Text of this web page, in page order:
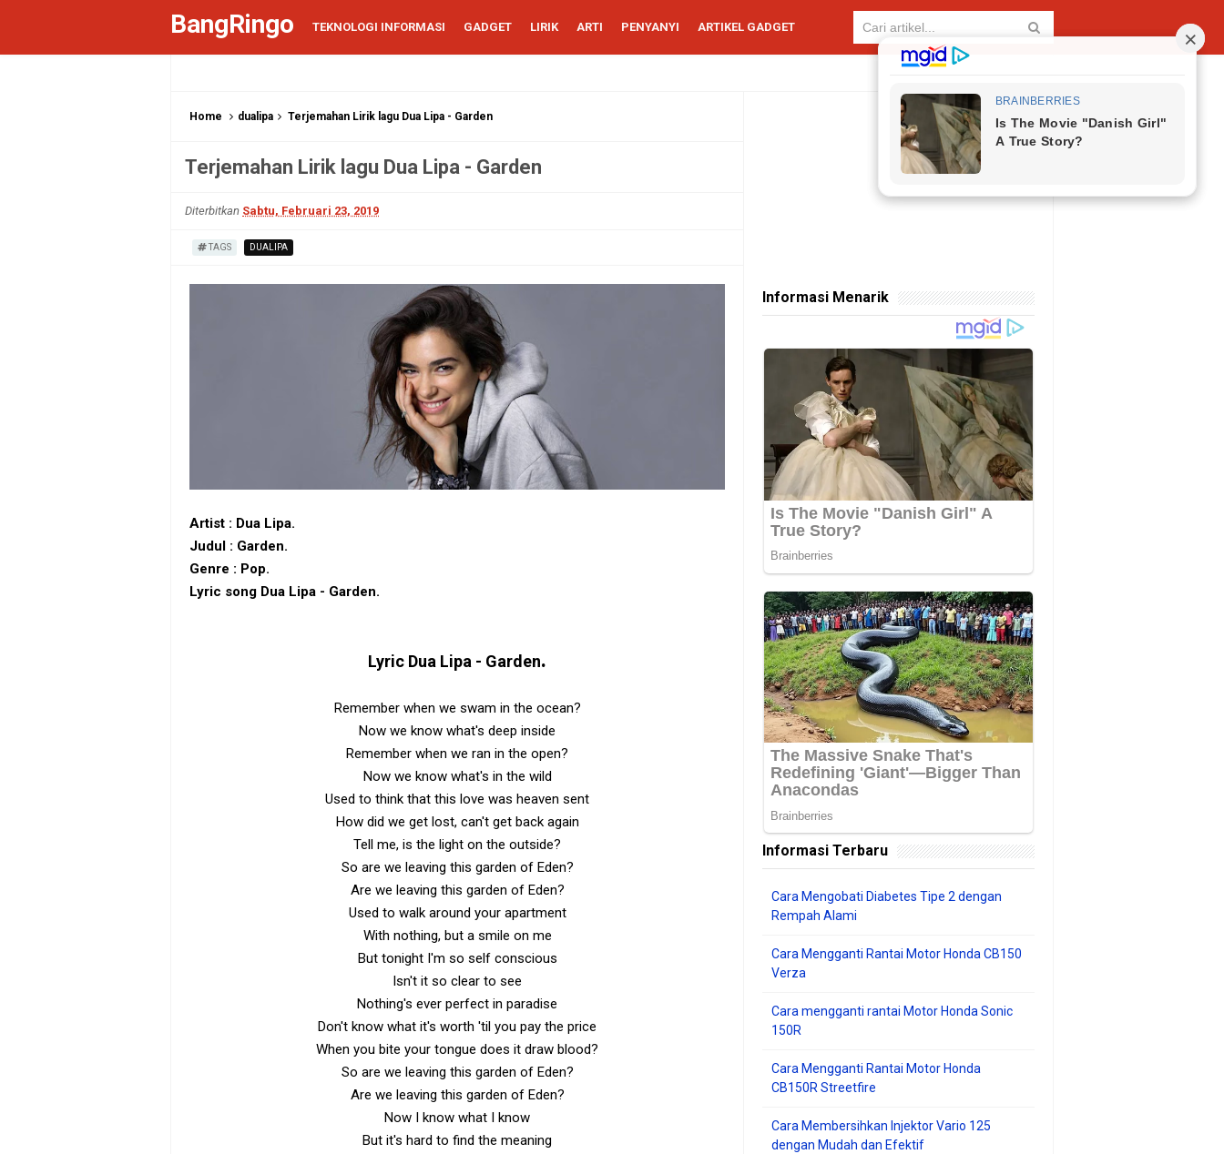
BangRingo TEKNOLOGI INFORMASI GADGET LIRIK ARTI PENYANYI ARTIKEL GADGET
Home dualipa Terjemahan Lirik lagu Dua Lipa - Garden
Terjemahan Lirik lagu Dua Lipa - Garden
Diterbitkan Sabtu, Februari 23, 2019
TAGS DUALIPA
Artist : Dua Lipa.
Judul : Garden.
Genre : Pop.
Lyric song Dua Lipa - Garden.
Lyric Dua Lipa - Garden.
Remember when we swam in the ocean?
Now we know what's deep inside
Remember when we ran in the open?
Now we know what's in the wild
Used to think that this love was heaven sent
How did we get lost, can't get back again
Tell me, is the light on the outside?
So are we leaving this garden of Eden?
Are we leaving this garden of Eden?
Used to walk around your apartment
With nothing, but a smile on me
But tonight I'm so self conscious
Isn't it so clear to see
Nothing's ever perfect in paradise
Don't know what it's worth 'til you pay the price
When you bite your tongue does it draw blood?
So are we leaving this garden of Eden?
Are we leaving this garden of Eden?
Now I know what I know
But it's hard to find the meaning
Informasi Menarik
Informasi Terbaru
Cara Mengobati Diabetes Tipe 2 dengan
Rempah Alami
Cara Mengganti Rantai Motor Honda CB150
Verza
Cara mengganti rantai Motor Honda Sonic
150R
Cara Mengganti Rantai Motor Honda
CB150R Streetfire
Cara Membersihkan Injektor Vario 125
dengan Mudah dan Efektif